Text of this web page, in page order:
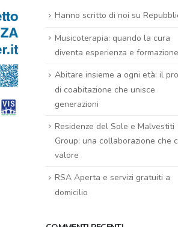
Hanno scritto di noi su
Musicoterapia: quando la cura
diventa esperienza e formazione
Abitare insieme a ogni età: il
di coabitazione che unisce
generazioni
Residenze del Sole e Malvestiti
Group: una collaborazione che
valore
RSA Aperta e servizi gratuiti a
domicilio